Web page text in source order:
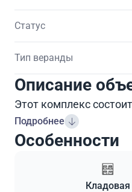
Статус
Тип веранды
Описание
Этот комплекс
Подробнее
Особенности
Кладовая